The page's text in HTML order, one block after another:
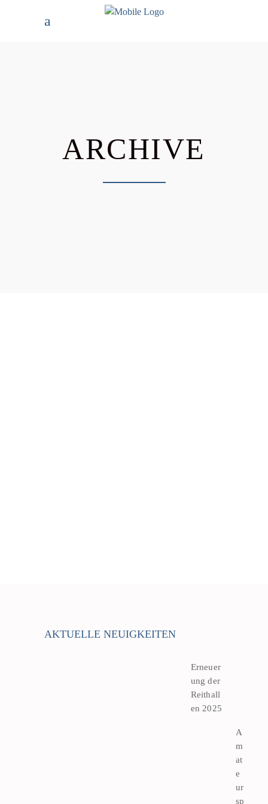
ARCHIVE
AKTUELLE NEUIGKEITEN
Erneuer
ung der
Reithall
en 2025
A
m
at
e
ur
sp